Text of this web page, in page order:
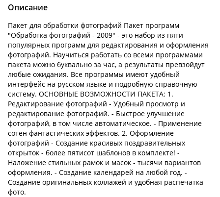
Описание
Пакет для обработки фотографий Пакет программ
"Обработка фотографий - 2009" - это набор из пяти
популярных программ для редактирования и оформления
фотографий. Научиться работать со всеми программами
пакета можно буквально за час, а результаты превзойдут
любые ожидания. Все программы имеют удобный
интерфейс на русском языке и подробную справочную
систему. ОСНОВНЫЕ ВОЗМОЖНОСТИ ПАКЕТА: 1.
Редактирование фотографий - Удобный просмотр и
редактирование фотографий. - Быстрое улучшение
фотографий, в том числе автоматическое. - Применение
сотен фантастических эффектов. 2. Оформление
фотографий - Создание красивых поздравительных
открыток - более пятисот шаблонов в комплекте! -
Наложение стильных рамок и масок - тысячи вариантов
оформления. - Создание календарей на любой год. -
Создание оригинальных коллажей и удобная распечатка
фото.